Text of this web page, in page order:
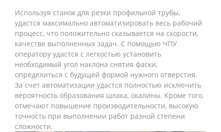
Используя станок для резки профильной трубы,
удастся максимально автоматизировать весь рабочий
процесс, что положительно сказывается на скорости,
качестве выполненных задач. С помощью ЧПУ
оператору удастся с легкостью установить
необходимый угол наклона снятия фаски,
определиться с будущей формой нужного отверстия.
За счет автоматизации удастся полностью исключить
вероятность образования шлака, окалины. Кроме того,
отмечают повышение производительности, высокую
точность при выполнении работ разной степени
сложности.